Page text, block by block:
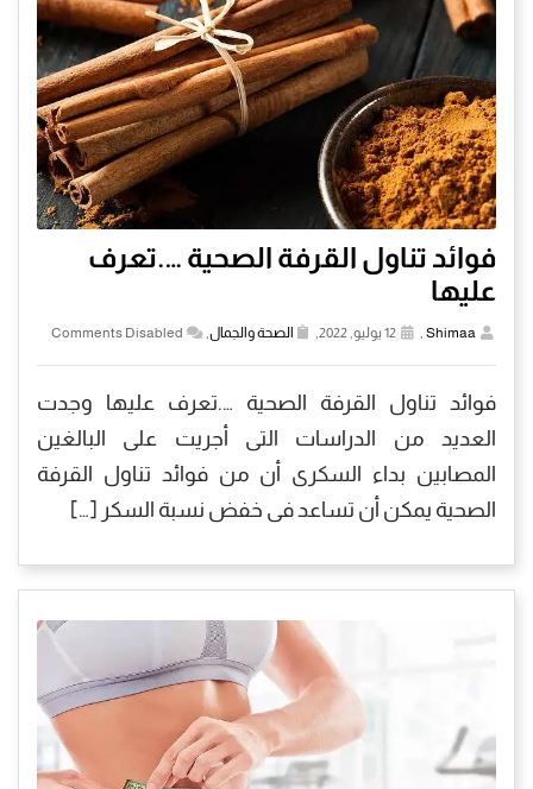
فوائد تناول القرفة الصحية ….تعرف
عليها
Shimaa
, الصحة والجمال,
Comments Disabled
فوائد تناول القرفة الصحية ….تعرف عليها وجدت
العديد من الدراسات التى أجريت على البالغين
المصابين بداء السكرى أن من فوائد تناول القرفة
الصحية يمكن أن تساعد فى خفض نسبة السكر […]